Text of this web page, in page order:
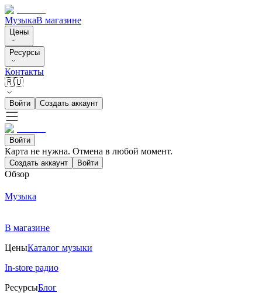
МузыкаВ магазине
Цены
Ресурсы
Контакты
🇷🇺
Войти Создать аккаунт
Войти
Карта не нужна. Отмена в любой момент.
Создать аккаунт Войти
Обзор
Музыка
В магазине
ЦеныКаталог музыки
In-store радио
РесурсыБлог